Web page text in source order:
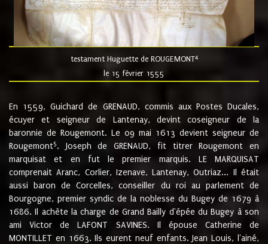
testament Huguette de ROUGEMONT4
le 15 février 1555
En 1559, Guichard de GRENAUD, commis aux Postes Ducales,
écuyer et seigneur de Lantenay, devint coseigneur de la
baronnie de Rougemont. Le 09 mai 1613 devient seigneur de
Rougemont5. Joseph de GRENAUD, fit titrer Rougemont en
marquisat et en fut le premier marquis. LE MARQUISAT
comprenait Aranc, Corlier, Izenave, Lantenay, Outriaz... Il était
aussi baron de Corcelles, conseiller du roi au parlement de
Bourgogne, premier syndic de la noblesse du Bugey de 1679 à
1686. Il achète la charge de Grand Bailly d'épée du Bugey à son
ami Victor de LAFONT SAVINES. Il épouse Catherine de
MONTILLET en 1663. Ils eurent neuf enfants. Jean Louis, l'ainé,